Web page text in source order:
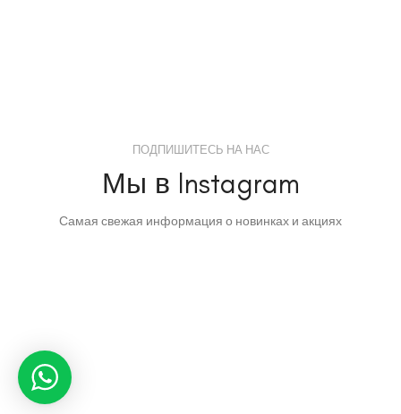
ПОДПИШИТЕСЬ НА НАС
Мы в Instagram
Самая свежая информация о новинках и акциях